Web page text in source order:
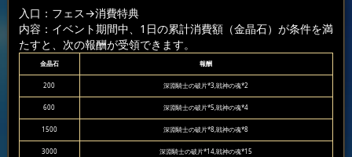
入口：フェス→消費特典
内容：イベント期間中、1日の累計消費額（金晶石）が条件を満
たすと、次の報酬が受領できます。
金晶石 報酬
200 深淵騎士の破片*3,戦神の魂*2
600 深淵騎士の破片*5,戦神の魂*4
1500 深淵騎士の破片*8,戦神の魂*8
3000 深淵騎士の破片*14,戦神の魂*15